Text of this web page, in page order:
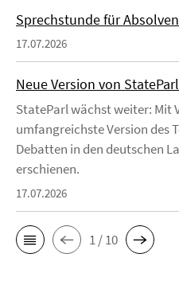
Sprechstunde für
17.07.2026
Neue Version von
StateParl wächst weiter: Mit
umfangreichste Version des
Debatten in den deutschen
erschienen.
17.07.2026
1 / 10